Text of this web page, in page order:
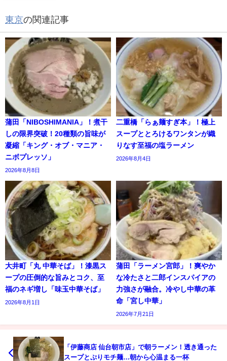
東京の関連記事
蒲田「NIBOSHIMANIA」！煮干
しの限界突破！20種類の旨味が
凝縮「キング・オブ・マニア・
ニボプレッソ」
2026年8月8日
二重橋「らぁ麺すぎ本」！極上
スープととろけるワンタンが織
りなす至福の塩ラーメン
2026年8月4日
大井町「丸 中華そば」！漆黒ス
ープの圧倒的な旨みとコク、至
福のネギ増し「味玉中華そば」
2026年8月1日
蒲田「ラーメン宮郎」！爽やか
な冷たさと二郎インスパイアの
力強さが融合。冷やし中華の革
命「宮し中華」
2026年7月21日
「伊藤商店 仙台朝市店」で朝ラーメン！透き通った
スープとぷりモチ麺…朝から心温まる一杯